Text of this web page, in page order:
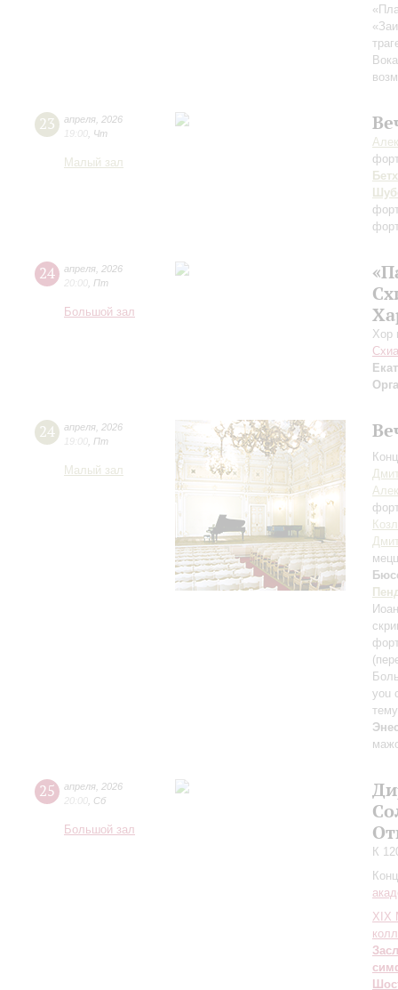
23 апреля 2026
19:00 Чт
Малый зал
24 апреля 2026
20:00 Пт
Большой зал
Хор
24 апреля 2026
19:00 Пт
Малый зал
you
25 апреля 2026
20:00 Сб
Большой зал
К
XIХ